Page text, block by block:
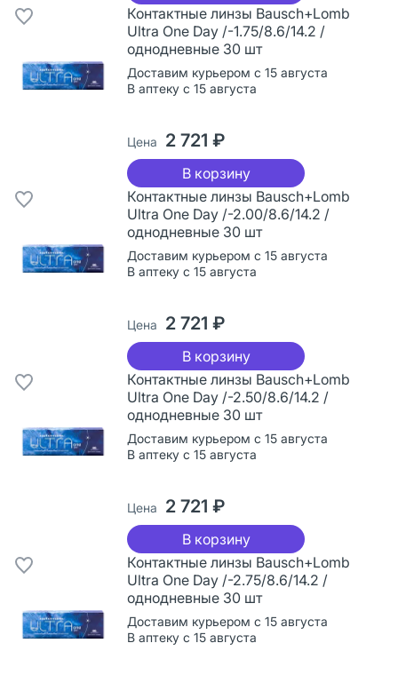
Контактные линзы Bausch+Lomb
Ultra One Day /-1.75/8.6/14.2 /
однодневные 30 шт
Доставим курьером с 15 августа
В аптеку с 15 августа
Цена 2 721 ₽
В корзину
Контактные линзы Bausch+Lomb
Ultra One Day /-2.00/8.6/14.2 /
однодневные 30 шт
Доставим курьером с 15 августа
В аптеку с 15 августа
Цена 2 721 ₽
В корзину
Контактные линзы Bausch+Lomb
Ultra One Day /-2.50/8.6/14.2 /
однодневные 30 шт
Доставим курьером с 15 августа
В аптеку с 15 августа
Цена 2 721 ₽
В корзину
Контактные линзы Bausch+Lomb
Ultra One Day /-2.75/8.6/14.2 /
однодневные 30 шт
Доставим курьером с 15 августа
В аптеку с 15 августа